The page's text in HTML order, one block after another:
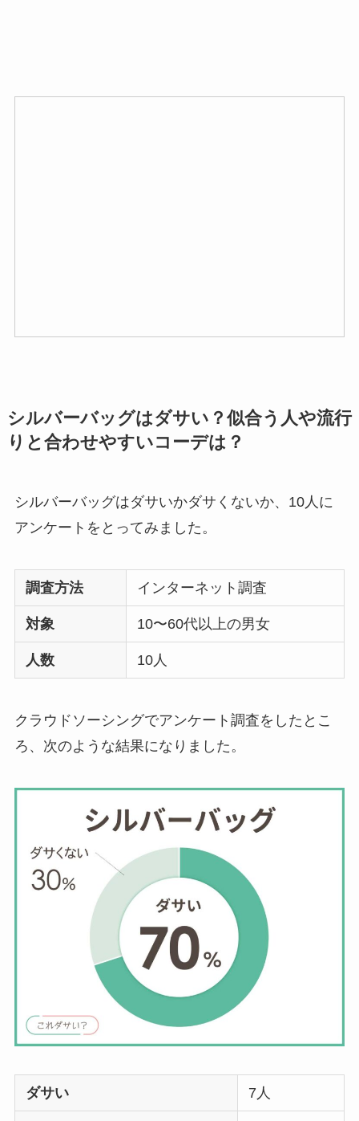
シルバーバッグはダサい？似合う人や流行
りと合わせやすいコーデは？
シルバーバッグはダサいかダサくないか、10人に
アンケートをとってみました。
調査方法 インターネット調査
対象 10〜60代以上の男女
人数 10人
クラウドソーシングでアンケート調査をしたとこ
ろ、次のような結果になりました。
ダサい 7人